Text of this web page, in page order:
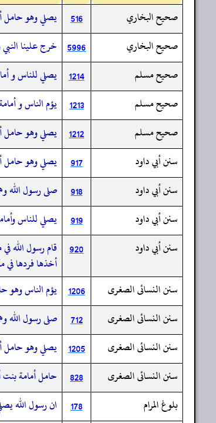
صحيح البخاري
516
يصلي وهو حامل
صحيح البخاري
5996 خرج علينا
صحيح مسلم
1214
يصلي للناس و
صحيح مسلم
1213
يؤم الناس و
صحيح مسلم
1212
يصلي وهو حامل
سنن أبي داود
917
يصلي وهو حامل
سنن أبي داود
918
صلى رسول الله
سنن أبي داود
919
يصلي للناس
سنن أبي داود
920
قام رسول الله
أخذها فردها في
سنن النسائى الصغرى
1206
يؤم الناس وهو
سنن النسائى الصغرى
712
صلى رسول الله
سنن النسائى الصغرى
1205
يصلي وهو حامل
سنن النسائى الصغرى
828
حامل أمامة بنت
بلوغ المرام
178
ان رسول الله